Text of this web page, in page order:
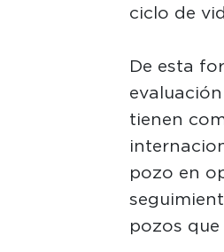
ciclo de
De esta
tienen
pozo en
pozos